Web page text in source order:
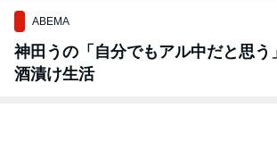
ABEMA
神田うの「自分でもアル中だと思う」
酒漬け生活